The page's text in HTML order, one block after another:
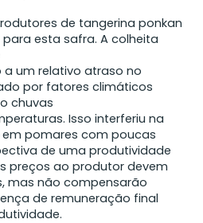
de tangerina ponkan
esta safra. A colheita
um relativo atraso no
por fatores climáticos
chuvas
Isso interferiu na
pomares com poucas
de uma produtividade
preços ao produtor devem
mas não compensarão
de remuneração final